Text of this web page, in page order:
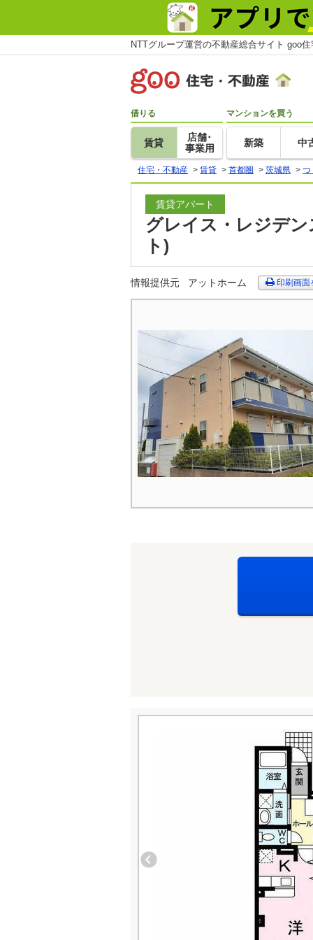
NTTグループ運営の不動産総合サイト goo
借りる
賃貸
店舗･
事業用
マンションを買う
新築 中
住宅・不動産 > 賃貸 > 首都圏 > 茨城県 > つ
賃貸アパート
グレイス・レジデ
ト)
情報提供元 アットホーム 印刷画面